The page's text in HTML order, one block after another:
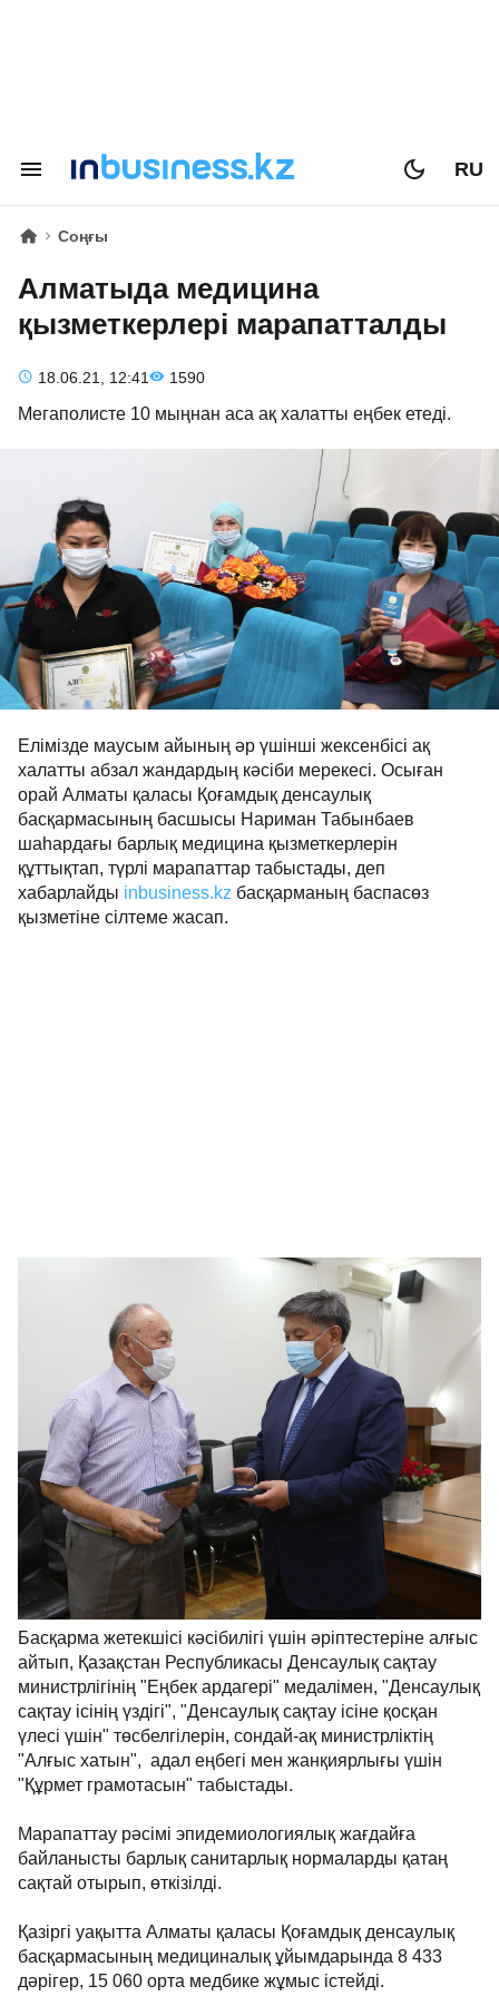
RU
Соңғы
Алматыда медицина
қызметкерлері марапатталды
18.06.21, 12:41 1590
Мегаполисте 10 мыңнан аса ақ халатты еңбек етеді.
Елімізде маусым айының әр үшінші жексенбісі ақ
халатты абзал жандардың кәсіби мерекесі. Осыған
орай Алматы қаласы Қоғамдық денсаулық
басқармасының басшысы Нариман Табынбаев
шаһардағы барлық медицина қызметкерлерін
құттықтап, түрлі марапаттар табыстады, деп
хабарлайды inbusiness.kz басқарманың баспасөз
қызметіне сілтеме жасап.
Басқарма жетекшісі кәсібилігі үшін әріптестеріне алғыс
айтып, Қазақстан Республикасы Денсаулық сақтау
министрлігінің "Еңбек ардагері" медалімен, "Денсаулық
сақтау ісінің үздігі", "Денсаулық сақтау ісіне қосқан
үлесі үшін" төсбелгілерін, сондай-ақ министрліктің
"Алғыс хатын", адал еңбегі мен жанқиярлығы үшін
"Құрмет грамотасын" табыстады.
Марапаттау рәсімі эпидемиологиялық жағдайға
байланысты барлық санитарлық нормаларды қатаң
сақтай отырып, өткізілді.
Қазіргі уақытта Алматы қаласы Қоғамдық денсаулық
басқармасының медициналық ұйымдарында 8 433
дәрігер, 15 060 орта медбике жұмыс істейді.